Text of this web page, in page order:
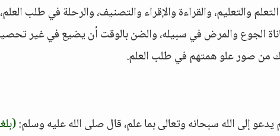
والتعليم، والقراءة والإقراء والتصنيف، والرحلة في طلب العلم،
الجوع والمرض في سبيله، والضن بالوقت أن يضيع في غير
من صور علو همتهم في طلب العلم.
يدعو إلى الله سبحانه وتعالى بما علم، قال صلى الله عليه وسلم: